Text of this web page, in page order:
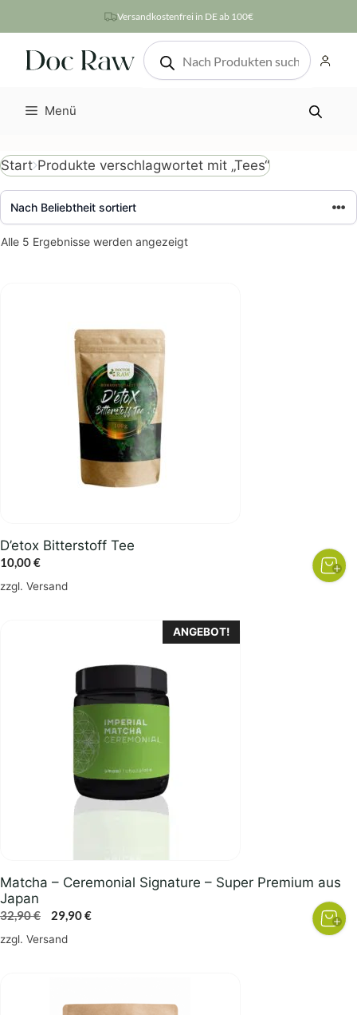
Inhalt
springen
Versandkostenfrei in DE ab 100€
Products
search
Menü
Start Produkte verschlagwortet mit „Tees“
Alle 5 Ergebnisse werden angezeigtNach
D’etox Bitterstoff Tee
10,00€
zzgl. Versand
ANGEBOT!
Matcha – Ceremonial Signature – Super Premium aus
Japan
32,90€
Ursprünglicher
Preis
29,90€Aktueller
zzgl. Versand